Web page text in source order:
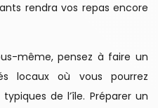
rendra vos repas encore
même, pensez à faire un
locaux où vous pourrez
de l’île. Préparer un